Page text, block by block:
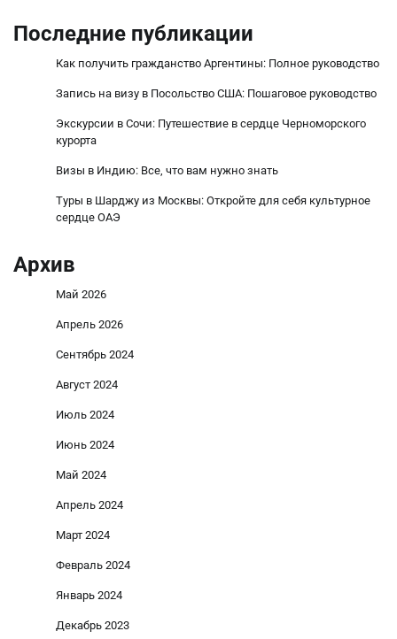
Последние публикации
Как получить гражданство Аргентины: Полное руководство
Запись на визу в Посольство США: Пошаговое руководство
Экскурсии в Сочи: Путешествие в сердце Черноморского
курорта
Визы в Индию: Все, что вам нужно знать
Туры в Шарджу из Москвы: Откройте для себя культурное
сердце ОАЭ
Архив
Май 2026
Апрель 2026
Сентябрь 2024
Август 2024
Июль 2024
Июнь 2024
Май 2024
Апрель 2024
Март 2024
Февраль 2024
Январь 2024
Декабрь 2023